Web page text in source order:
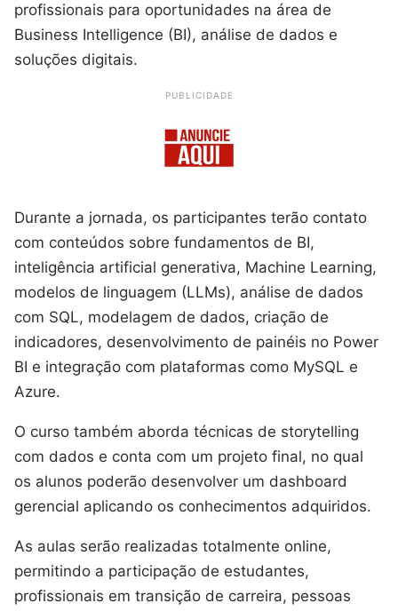
profissionais para oportunidades na área de
Business Intelligence (BI), análise de dados e
soluções digitais.
PUBLICIDADE
Durante a jornada, os participantes terão contato
com conteúdos sobre fundamentos de BI,
inteligência artificial generativa, Machine Learning,
modelos de linguagem (LLMs), análise de dados
com SQL, modelagem de dados, criação de
indicadores, desenvolvimento de painéis no Power
BI e integração com plataformas como MySQL e
Azure.
O curso também aborda técnicas de storytelling
com dados e conta com um projeto final, no qual
os alunos poderão desenvolver um dashboard
gerencial aplicando os conhecimentos adquiridos.
As aulas serão realizadas totalmente online,
permitindo a participação de estudantes,
profissionais em transição de carreira, pessoas